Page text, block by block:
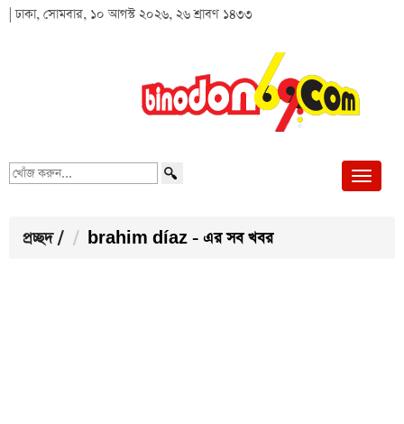
| ঢাকা, সোমবার, ১০ আগস্ট ২০২৬, ২৬ শ্রাবণ ১৪৩৩
খোঁজ
প্রচ্ছদ / brahim díaz - এর সব খবর